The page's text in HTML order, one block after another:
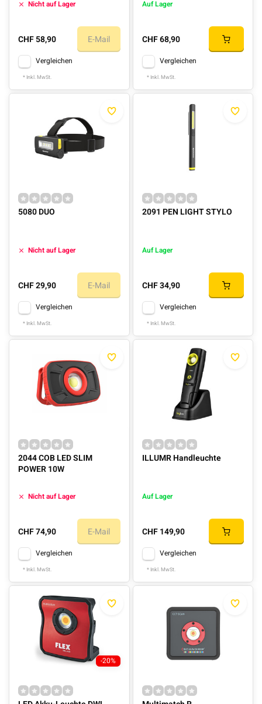
Nicht auf Lager
CHF 58,90 E-Mail
Vergleichen
* Inkl. MwSt.
Auf Lager
CHF 68,90
Vergleichen
* Inkl. MwSt.
5080 DUO
Nicht auf Lager
CHF 29,90 E-Mail
Vergleichen
* Inkl. MwSt.
2091 PEN LIGHT STYLO
Auf Lager
CHF 34,90
Vergleichen
* Inkl. MwSt.
2044 COB LED SLIM
POWER 10W
Nicht auf Lager
CHF 74,90 E-Mail
Vergleichen
* Inkl. MwSt.
ILLUMR Handleuchte
Auf Lager
CHF 149,90
Vergleichen
* Inkl. MwSt.
-20%